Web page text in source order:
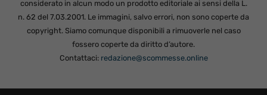
considerato in alcun modo un prodotto editoriale ai sensi della L.
n. 62 del 7.03.2001. Le immagini, salvo errori, non sono coperte da
copyright. Siamo comunque disponibili a rimuoverle nel caso
fossero coperte da diritto d’autore.
Contattaci: redazione@scommesse.online